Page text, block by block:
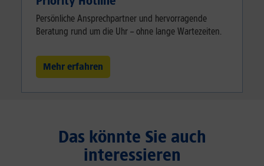
Persönliche Ansprechpartner und hervorragende
Beratung rund um die Uhr – ohne lange Wartezeiten.
Mehr erfahren
Das könnte Sie auch
interessieren